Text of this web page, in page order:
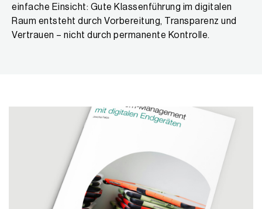
einfache Einsicht: Gute Klassenführung im digitalen
Raum entsteht durch Vorbereitung, Transparenz und
Vertrauen – nicht durch permanente Kontrolle.